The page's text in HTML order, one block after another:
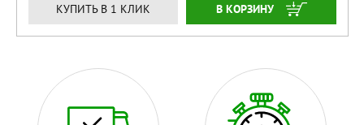
КУПИТЬ В 1 КЛИК ЗАКАЗАТЬ